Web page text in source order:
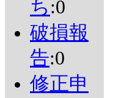
ち :0
破損報
告:0
修正申